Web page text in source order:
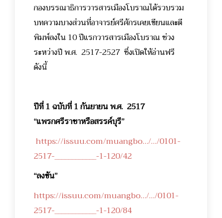
กองบรรณาธิการวารสารเมืองโบราณได้รวบรวม
บทความบางส่วนที่อาจารย์ศรีศักรเคยเขียนและตี
พิมพ์ลงใน 10 ปีแรกวารสารเมืองโบราณ ช่วง
ระหว่างปี พ.ศ. 2517-2527 ซึ่งเปิดให้อ่านฟรี
ดังนี้
ปีที่ 1 ฉบับที่ 1 กันยายน พ.ศ. 2517
“แพรกศรีราชาหรือสรรค์บุรี”
https://issuu.com/muangbo…/…/0101-
2517-____________-1-120/42
“ลงขัน”
https://issuu.com/muangbo…/…/0101-
2517-____________-1-120/84